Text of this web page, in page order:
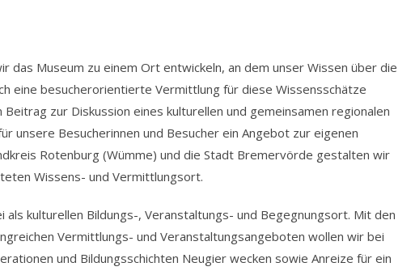
das Museum zu einem Ort entwickeln, an dem unser Wissen über die
eine besucherorientierte Vermittlung für diese Wissensschätze
zur Diskussion eines kulturellen und gemeinsamen regionalen
unsere Besucherinnen und Besucher ein Angebot zur eigenen
Rotenburg (Wümme) und die Stadt Bremervörde gestalten wir
Wissens- und Vermittlungsort.
kulturellen Bildungs-, Veranstaltungs- und Begegnungsort. Mit den
Vermittlungs- und Veranstaltungsangeboten wollen wir bei
und Bildungsschichten Neugier wecken sowie Anreize für ein